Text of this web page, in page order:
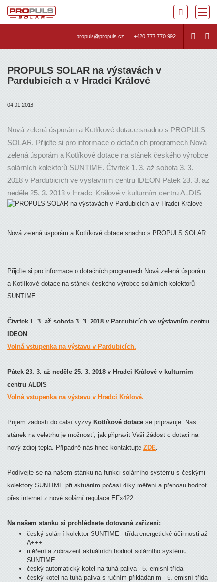
propuls@propuls.cz +420 777 770 992
PROPULS SOLAR na výstavách v
Pardubicích a v Hradci Králové
04.01.2018
Nová zelená úsporám a Kotlíkové dotace snadno s PROPULS
SOLAR. Přijďte si pro informace o dotačních programech Nová
zelená úsporám a Kotlíkové dotace na stánek českého výrobce
solárních kolektorů SUNTIME. Čtvrtek 1. 3. až sobota 3. 3.
2018 v Pardubicích ve výstavním centru IDEON Pátek 23. 3. až
neděle 25. 3. 2018 v Hradci Králové v kulturním centru ALDIS
Nová zelená úsporám a Kotlíkové dotace snadno s PROPULS SOLAR
Přijďte si pro informace o dotačních programech Nová zelená úsporám
a Kotlíkové dotace na stánek českého výrobce solárních kolektorů
SUNTIME.
Čtvrtek 1. 3. až sobota 3. 3. 2018 v Pardubicích ve výstavním centru
IDEON
Volná vstupenka na výstavu v Pardubicích.
Pátek 23. 3. až neděle 25. 3. 2018 v Hradci Králové v kulturním
centru ALDIS
Volná vstupenka na výstavu v Hradci Králové.
Příjem žádostí do další výzvy Kotlíkové dotace se připravuje. Náš
stánek na veletrhu je možností, jak připravit Vaši žádost o dotaci na
nový zdroj tepla. Případně nás hned kontaktujte ZDE.
Podívejte se na našem stánku na funkci solárního systému s českými
kolektory SUNTIME při aktuáním počasí díky měření a přenosu hodnot
přes internet z nové solární regulace EFx422.
Na našem stánku si prohlédnete dotovaná zařízení:
český solární kolektor SUNTIME - třída energetické účinnosti až
A+++
měření a zobrazení aktuálních hodnot solárního systému
SUNTIME
český automatický kotel na tuhá paliva - 5. emisní třída
český kotel na tuhá paliva s ručním přikládáním - 5. emisní třída